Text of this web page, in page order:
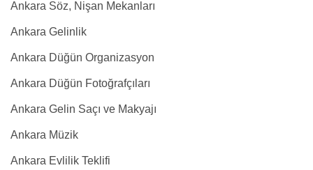
Ankara Söz, Nişan Mekanları
Ankara Gelinlik
Ankara Düğün Organizasyon
Ankara Düğün Fotoğrafçıları
Ankara Gelin Saçı ve Makyajı
Ankara Müzik
Ankara Evlilik Teklifi